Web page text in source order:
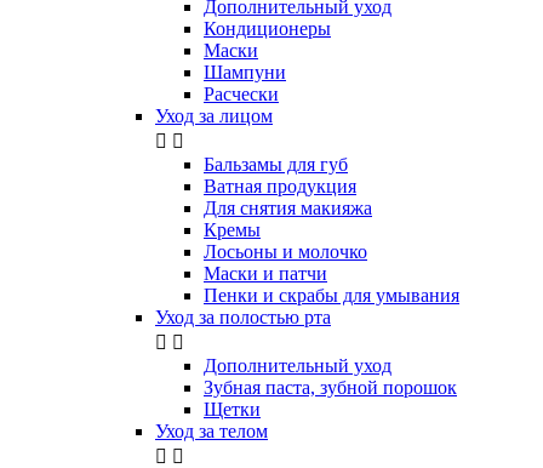
Дополнительный уход
Кондиционеры
Маски
Шампуни
Расчески
Уход за лицом
 
Бальзамы для губ
Ватная продукция
Для снятия макияжа
Кремы
Лосьоны и молочко
Маски и патчи
Пенки и скрабы для умывания
Уход за полостью рта
 
Дополнительный уход
Зубная паста, зубной порошок
Щетки
Уход за телом
 